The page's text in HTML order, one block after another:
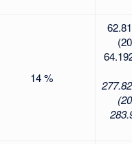
14 %